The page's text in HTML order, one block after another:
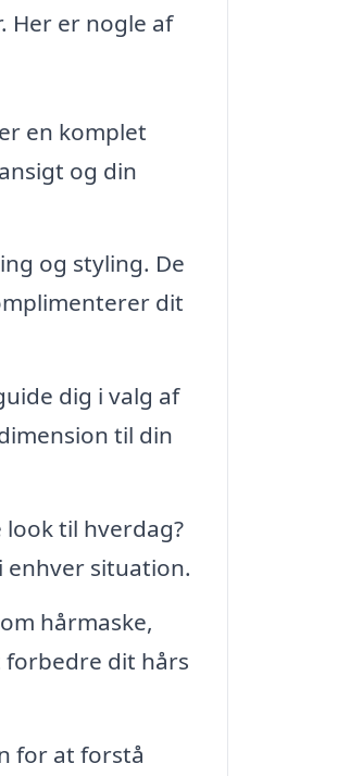
Her er nogle af
en komplet
og din
og styling. De
dit
dig i valg af
til din
til hverdag?
enhver situation.
hårmaske,
dit hårs
for at forstå